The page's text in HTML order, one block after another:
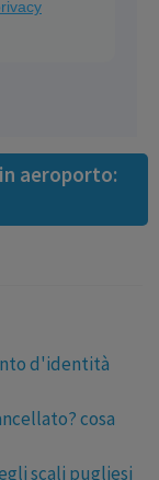
aeroporto:
d'identità
cosa
scali pugliesi